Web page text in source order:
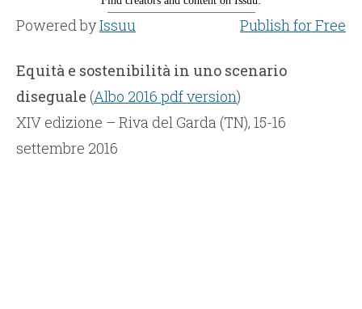
Powered byIssuu Publish for Free
Equità e sostenibilità in uno scenario
diseguale (Albo 2016 pdf version)
XIV edizione – Riva del Garda (TN), 15-16
settembre 2016